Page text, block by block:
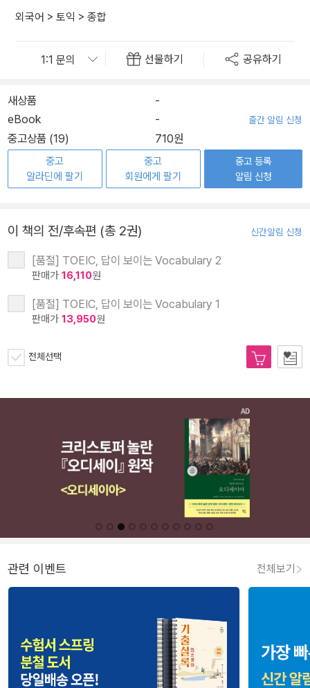
외국어 > 토익 > 종합
선물하기 공유하기
새상품
-
eBook
- 출간 알림 신청
중고상품 (19) 710원
중고
알라딘에 팔기
중고
회원에게 팔기
중고 등록
알림 신청
이 책의 전/후속편 (총 2권) 신간알림 신청
[품절] TOEIC, 답이 보이는 Vocabulary 2
판매가 16,110원
[품절] TOEIC, 답이 보이는 Vocabulary 1
판매가 13,950원
전체선택
관련 이벤트 전체보기